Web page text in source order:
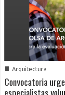
■ Arquitectura
Convocatoria
especialistas